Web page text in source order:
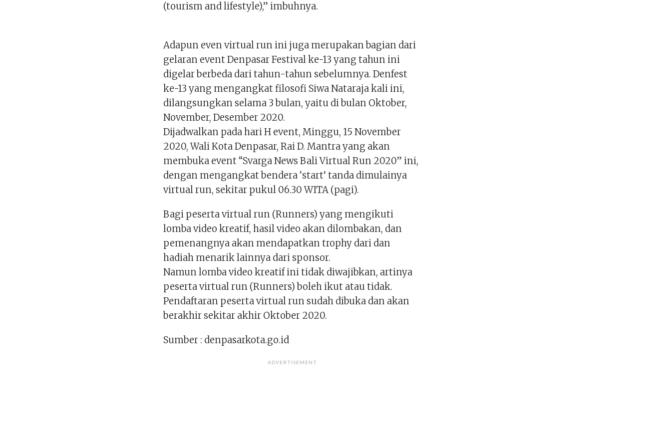
(tourism and lifestyle),” imbuhnya.
Adapun even virtual run ini juga merupakan bagian dari
gelaran event Denpasar Festival ke-13 yang tahun ini
digelar berbeda dari tahun-tahun sebelumnya. Denfest
ke-13 yang mengangkat filosofi Siwa Nataraja kali ini,
dilangsungkan selama 3 bulan, yaitu di bulan Oktober,
November, Desember 2020.
Dijadwalkan pada hari H event, Minggu, 15 November
2020, Wali Kota Denpasar, Rai D. Mantra yang akan
membuka event “Svarga News Bali Virtual Run 2020” ini,
dengan mengangkat bendera ‘start’ tanda dimulainya
virtual run, sekitar pukul 06.30 WITA (pagi).
Bagi peserta virtual run (Runners) yang mengikuti
lomba video kreatif, hasil video akan dilombakan, dan
pemenangnya akan mendapatkan trophy dari dan
hadiah menarik lainnya dari sponsor.
Namun lomba video kreatif ini tidak diwajibkan, artinya
peserta virtual run (Runners) boleh ikut atau tidak.
Pendaftaran peserta virtual run sudah dibuka dan akan
berakhir sekitar akhir Oktober 2020.
Sumber : denpasarkota.go.id
ADVERTISEMENT